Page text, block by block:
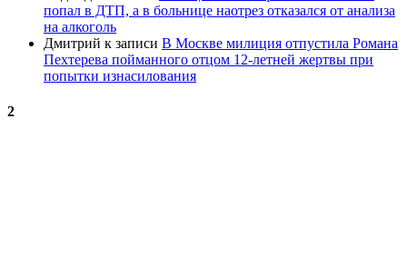
попал в ДТП, а в больнице наотрез отказался от анализа
на алкоголь
Дмитрий к записи В Москве милиция отпустила Романа
Пехтерева пойманного отцом 12-летней жертвы при
попытки изнасилования
2